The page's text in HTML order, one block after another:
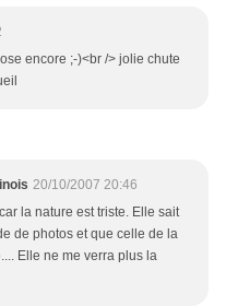
encore ;-)<br /> jolie chute
20/10/2007 20:46
la nature est triste. Elle sait
de photos et que celle de la
Elle ne me verra plus la